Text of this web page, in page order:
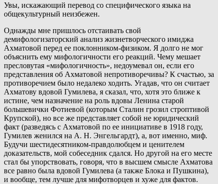
Увы, искажающий перевод со специфического языка на
общекультурный неизбежен.
Однажды мне пришлось отстаивать свой
демифологизаторский анализ жизнетворческого имиджа
Ахматовой перед ее поклонником-физиком. Я долго не мог
объяснить ему мифологичности его реакций. Чему мешает
пресловутая «мифологичность», недоумевал он, если его
представления об Ахматовой непротиворечивы? К счастью, за
противоречием было недалеко ходить. Угадав, что он считает
Ахматову вдовой Гумилева, я сказал, что, хотя это ближе к
истине, чем назначение на роль вдовы Ленина старой
большевички Фотиевой (которым Сталин грозил строптивой
Крупской), но все же представляет собой не юридический
факт (разведясь с Ахматовой по ее инициативе в 1918 году,
Гумилев женился на А. Н. Энгельгардт), а, вот именно, миф.
Будучи шестидесятником-правдолюбцем и ценителем
доказательств, мой собеседник сдался. Но другой на его месте
стал бы упорствовать, говоря, что в высшем смысле Ахматова
все равно была вдовой Гумилева (а также Блока и Пушкина),
и вообще, тем лучше для мифотворцев и хуже для фактов.